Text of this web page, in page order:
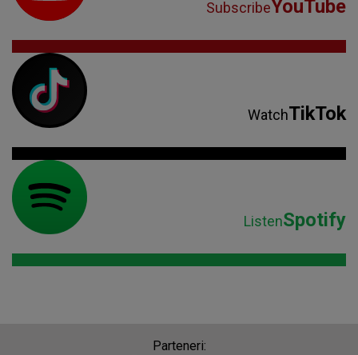
SubscribeYouTube
WatchTikTok
ListenSpotify
Parteneri: